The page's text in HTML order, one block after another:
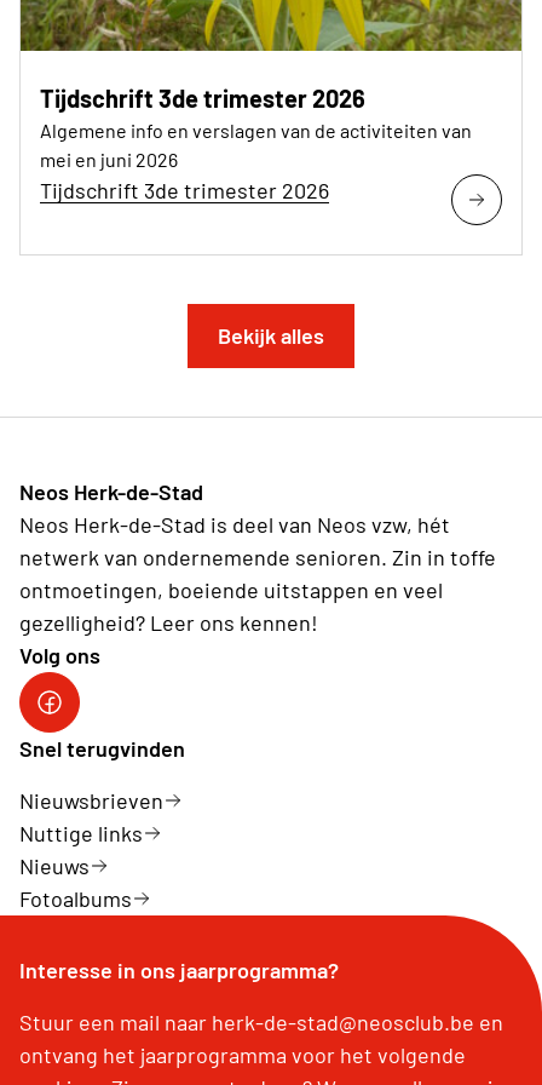
Tijdschrift 3de trimester 2026
Algemene info en verslagen van de activiteiten van
mei en juni 2026
Tijdschrift 3de trimester 2026
Bekijk alles
Neos Herk-de-Stad
Neos Herk-de-Stad is deel van Neos vzw, hét
netwerk van ondernemende senioren. Zin in toffe
ontmoetingen, boeiende uitstappen en veel
gezelligheid? Leer ons kennen!
Volg ons
Facebook Herk-de-Stad
Snel terugvinden
Nieuwsbrieven
Nuttige links
Nieuws
Fotoalbums
Interesse in ons jaarprogramma?
Stuur een mail naar herk-de-stad@neosclub.be en
ontvang het jaarprogramma voor het volgende